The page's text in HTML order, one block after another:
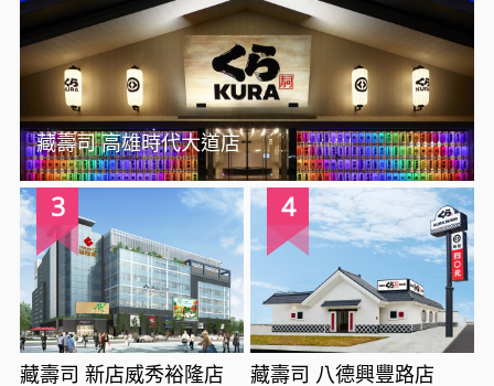
藏壽司 高雄時代大道店
3
藏壽司 新店威秀裕隆店
4
藏壽司 八德興豐路店